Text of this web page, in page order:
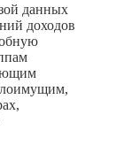
данных
доходов